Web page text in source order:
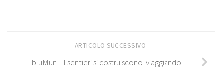
ARTICOLO SUCCESSIVO
bluMun – I sentieri si costruiscono viaggiando